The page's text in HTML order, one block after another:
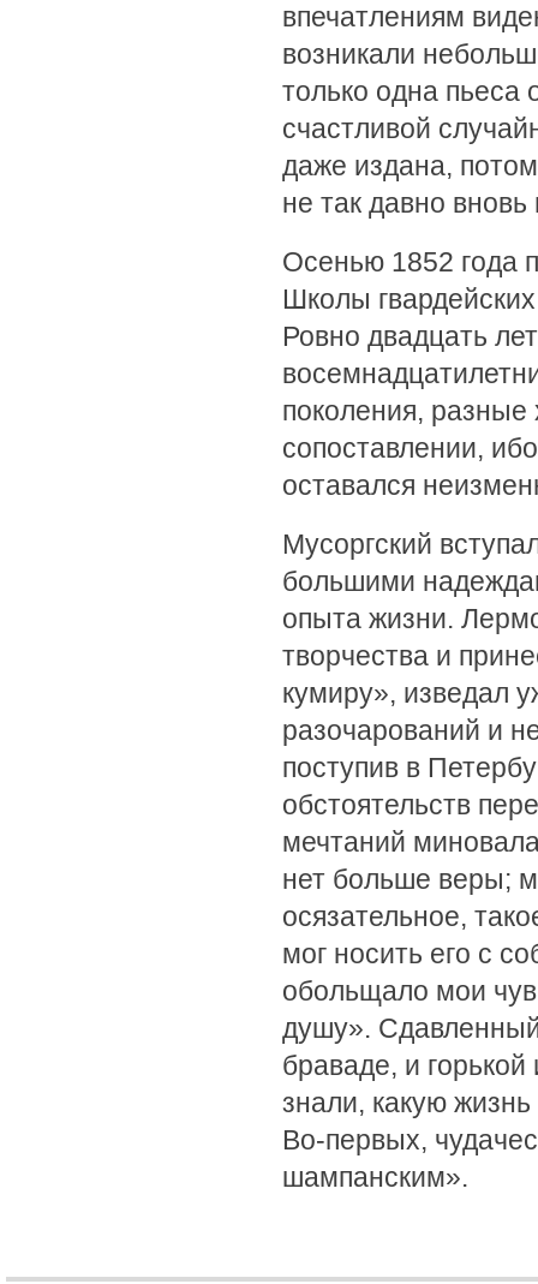
впечатлениям
возникали
только одна пьеса
счастливой
даже издана,
не так давно
Осенью 1852 года
Школы
Ровно двадцать
поколения, разные
сопоставлении,
оставался
Мусоргский
большими
опыта жизни.
творчества и
кумиру», изведал
разочарований и
поступив в
обстоятельств
мечтаний
нет больше веры;
осязательное,
мог носить его с
обольщало мои
душу».
браваде, и
знали, какую
Во-первых,
шампанским».